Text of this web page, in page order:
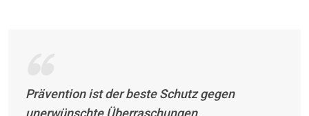
Prävention ist der beste Schutz gegen
unerwünschte Überraschungen.